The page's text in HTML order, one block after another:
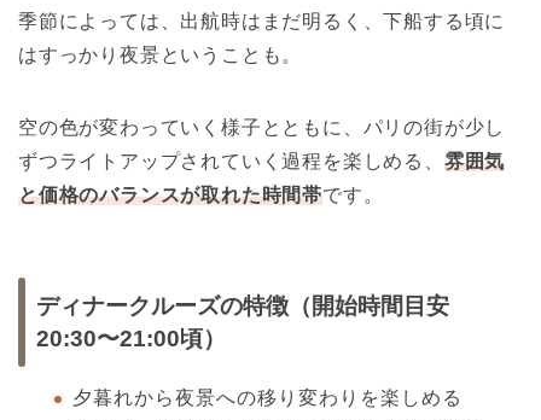
季節によっては、出航時はまだ明るく、下船する頃に
はすっかり夜景ということも。
空の色が変わっていく様子とともに、パリの街が少し
ずつライトアップされていく過程を楽しめる、 雰囲気
と価格のバランスが取れた時間帯です。
ディナークルーズの特徴（開始時間目安
20:30〜21:00頃）
夕暮れから夜景への移り変わりを楽しめる